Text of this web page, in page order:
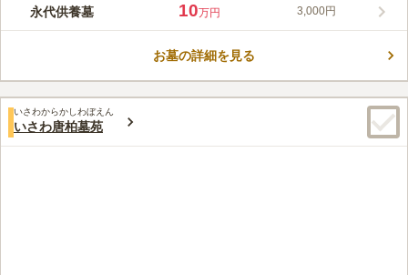
永代供養墓 10万円 3,000円
お墓の詳細を見る
いさわからかしわぼえん
いさわ唐柏墓苑